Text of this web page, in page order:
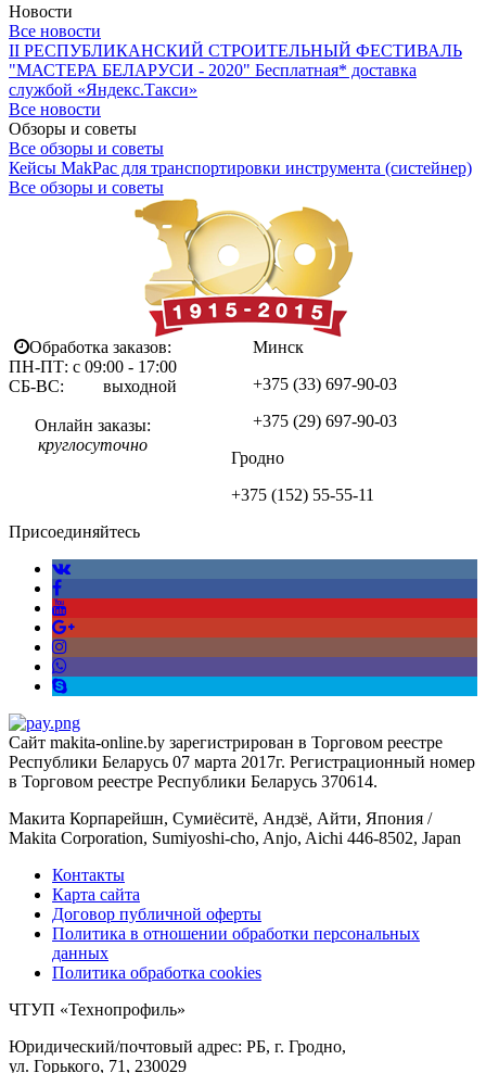
Новости
Все новости
II РЕСПУБЛИКАНСКИЙ СТРОИТЕЛЬНЫЙ ФЕСТИВАЛЬ
"МАСТЕРА БЕЛАРУСИ - 2020" Бесплатная* доставка
службой «Яндекс.Такси»
Все новости
Обзоры и советы
Все обзоры и советы
Кейсы MakPac для транспортировки инструмента (систейнер)
Все обзоры и советы
Обработка заказов:
ПН-ПТ: с 09:00 - 17:00
СБ-ВС: выходной
Онлайн заказы:
круглосуточно
Минск
+375 (33) 697-90-03
+375 (29) 697-90-03
Гродно
+375 (152) 55-55-11
Присоединяйтесь
Сайт makita-online.by зарегистрирован в Торговом реестре
Республики Беларусь 07 марта 2017г. Регистрационный номер
в Торговом реестре Республики Беларусь 370614.
Макита Корпарейшн, Сумиёситё, Андзё, Айти, Япония /
Makita Corporation, Sumiyoshi-cho, Anjo, Aichi 446-8502, Japan
Контакты
Карта сайта
Договор публичной оферты
Политика в отношении обработки персональных
данных
Политика обработка cookies
ЧТУП «Технопрофиль»
Юридический/почтовый адрес: РБ, г. Гродно,
ул. Горького, 71, 230029